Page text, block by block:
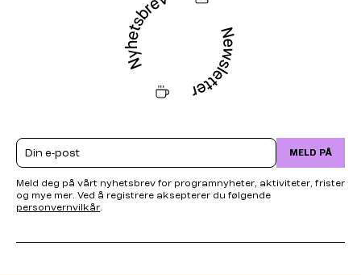
Email MELD PÅ
Meld deg på vårt nyhetsbrev for programnyheter, aktiviteter, frister
og mye mer. Ved å registrere aksepterer du følgende
personvernvilkår